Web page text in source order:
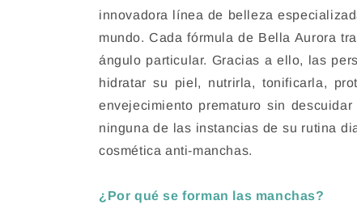
innovadora línea de belleza
mundo. Cada fórmula de Bella Aurora
ángulo particular. Gracias a ello, las
hidratar su piel, nutrirla, tonificarla,
envejecimiento prematuro sin
ninguna de las instancias de su rutina
cosmética anti-manchas.
¿Por qué se forman las manchas?